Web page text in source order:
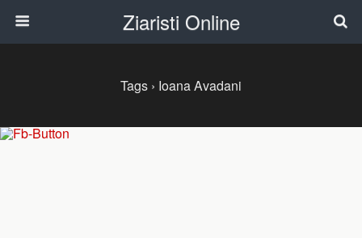
Ziaristi Online
Tags › Ioana Avadani